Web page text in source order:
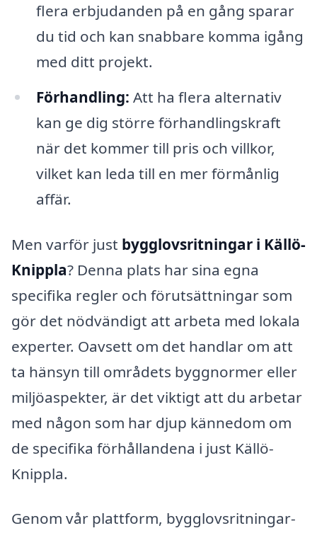
flera erbjudanden på en gång sparar
du tid och kan snabbare komma igång
med ditt projekt.
Förhandling: Att ha flera alternativ
kan ge dig större förhandlingskraft
när det kommer till pris och villkor,
vilket kan leda till en mer förmånlig
affär.
Men varför just bygglovsritningar i Källö-
Knippla? Denna plats har sina egna
specifika regler och förutsättningar som
gör det nödvändigt att arbeta med lokala
experter. Oavsett om det handlar om att
ta hänsyn till områdets byggnormer eller
miljöaspekter, är det viktigt att du arbetar
med någon som har djup kännedom om
de specifika förhållandena i just Källö-
Knippla.
Genom vår plattform, bygglovsritningar-